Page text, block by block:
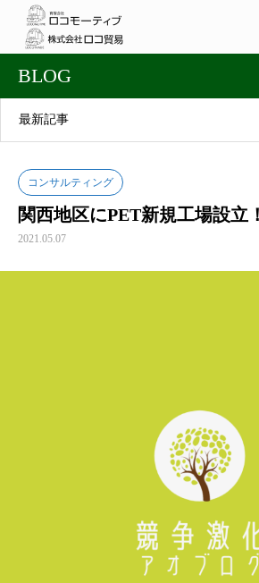
BLOG
最新記事
コンサルティング
関西地区にPET新規工場設立
2021.05.07